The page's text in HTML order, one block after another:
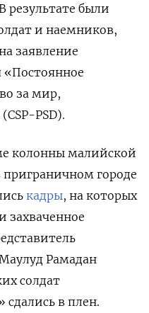
результате были
и наемников,
заявление
«Постоянное
за мир,
PSD).
колонны малийской
городе
кадры, на которых
захваченное
Рамадан
солдат
в плен.